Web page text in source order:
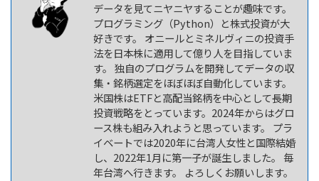
データを見てニヤニヤすることが趣味です。
プログラミング（Python）と株式投資が大
好きです。 オニールとミネルヴィニの投資手
法を日本株に適用して億り人を目指していま
す。 独自のプログラムを開発してデータの収
集・銘柄選定をほぼほぼ自動化しています。
米国株はETFと高配当銘柄を中心として長期
投資戦略をとっています。2024年からはグロ
ース株も組み入れようと思っています。 プラ
イベートでは2020年に台湾人女性と国際結婚
し、2022年1月に第一子が誕生しました。 毎
年台湾へ行きます。 よろしくお願いします。